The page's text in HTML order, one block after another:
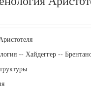
-- Хайдеггер --